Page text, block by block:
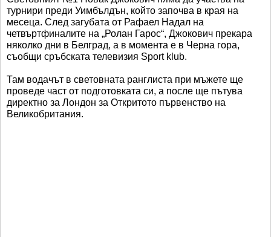
турнири преди Уимбълдън, който започва в края на
месеца. След загубата от Рафаел Надал на
четвъртфиналите на „Ролан Гарос“, Джокович прекара
няколко дни в Белград, а в момента е в Черна гора,
съобщи сръбската телевизия Sport klub.
Там водачът в световната ранглиста при мъжете ще
проведе част от подготовката си, а после ще пътува
директно за Лондон за Откритото първенство на
Великобритания.